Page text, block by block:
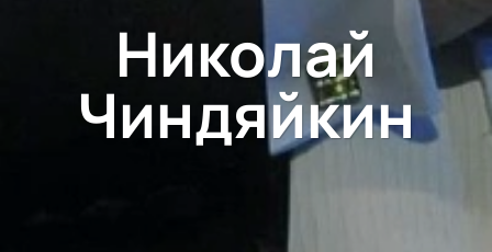
Николай
Чиндяйкин